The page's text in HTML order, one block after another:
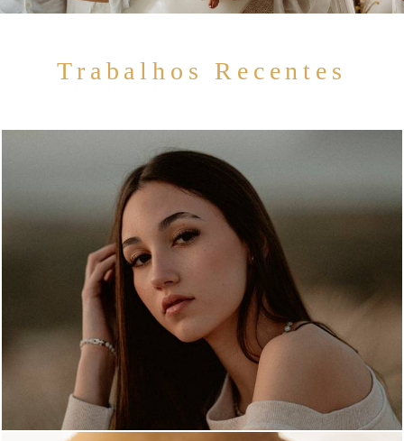
Trabalhos Recentes
433